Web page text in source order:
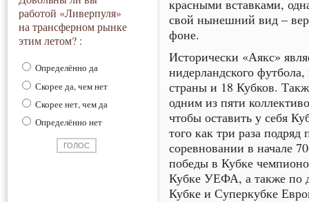
работой «Ливерпуля»
на трансферном рынке
этим летом? :
Определённо да
Скорее да, чем нет
Скорее нет, чем да
Определённо нет
красными вставками,
свой нынешний вид –
фоне.
Исторически «Аякс»
нидерландского
страны и 18 Кубков.
одним из пяти
чтобы оставить у себя
того как три раза
соревновании в начале
победы в Кубке
Кубке УЕФА, а также по
Кубке и Суперкубке